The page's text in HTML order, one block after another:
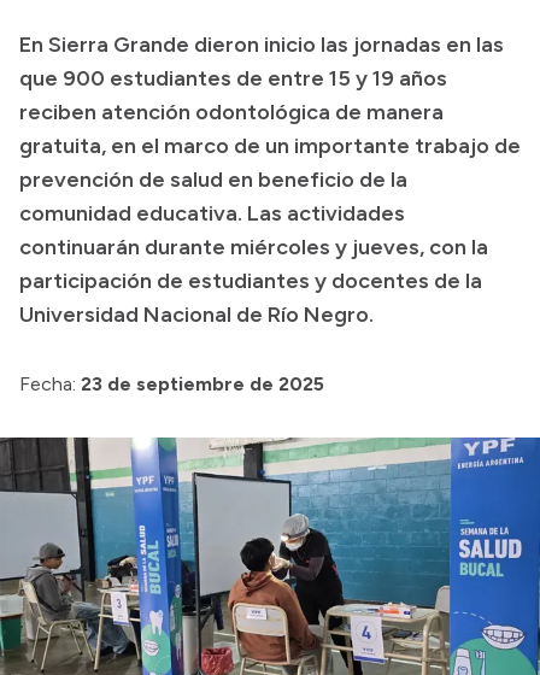
Presupuesto
Boletín Oficial
Compras y licitaciones
Consulta de pago a proveedores
Intranet
Login
En Sierra Grande dieron inicio las jornadas en las
que 900 estudiantes de entre 15 y 19 años
reciben atención odontológica de manera
gratuita, en el marco de un importante trabajo de
prevención de salud en beneficio de la
comunidad educativa. Las actividades
continuarán durante miércoles y jueves, con la
participación de estudiantes y docentes de la
Universidad Nacional de Río Negro.
Fecha: 23 de septiembre de 2025